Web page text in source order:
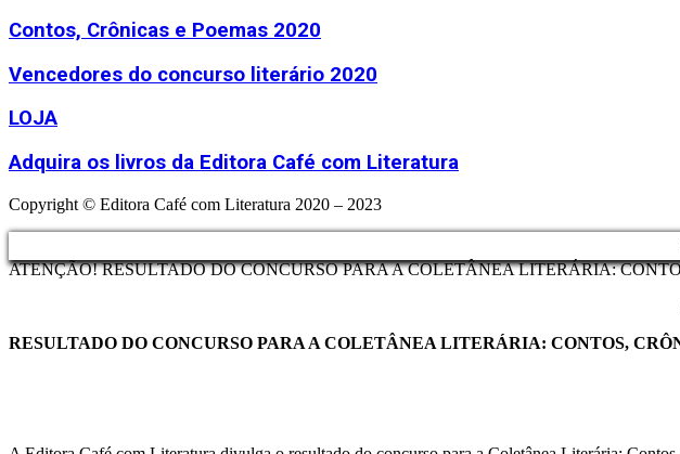
Contos, Crônicas e Poemas 2020
Vencedores do concurso literário 2020
LOJA
Adquira os livros da Editora Café com Literatura
Copyright © Editora Café com Literatura 2020 – 2023
ATENÇÃO! RESULTADO DO CONCURSO PARA A COLETÂNEA LITERÁRIA:
RESULTADO DO CONCURSO PARA A COLETÂNEA LITERÁRIA: CONTOS,